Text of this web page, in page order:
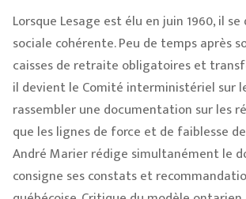
Lorsque Lesage est élu en juin 1960, il
sociale cohérente. Peu de temps après
caisses de retraite obligatoires et
il devient le Comité interministériel sur
rassembler une documentation sur les
que les lignes de force et de faiblesse
André Marier rédige simultanément le
consigne ses constats et